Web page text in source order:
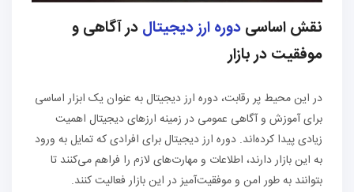
نقش اساسیدوره ارز دیجیتالدر آگاهی و
موفقیت در بازار
در این محیط پر رقابت، دوره ارز دیجیتال به عنوان یک ابزار اساسی
برای آموزش و آگاهی عمومی در زمینه ارزهای دیجیتال اهمیت
زیادی پیدا کرده‌اند. دوره ارز دیجیتال برای افرادی که تمایل به ورود
به این بازار دارند، اطلاعات و مهارت‌های لازم را فراهم می‌کنند تا
بتوانند به طور امن و موفقیت‌آمیز در این بازار فعالیت کنند.